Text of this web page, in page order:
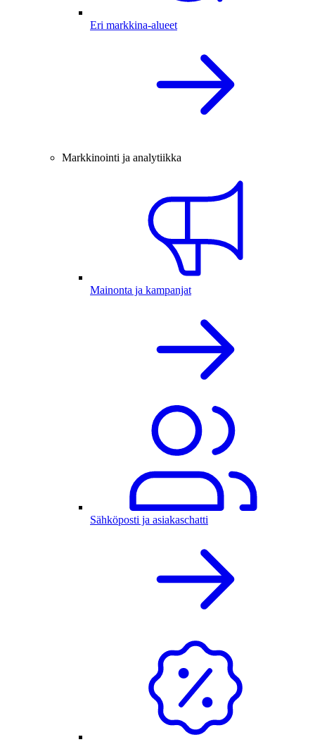
Eri markkina-alueet
Markkinointi ja analytiikka
Mainonta ja kampanjat
Sähköposti ja asiakaschatti